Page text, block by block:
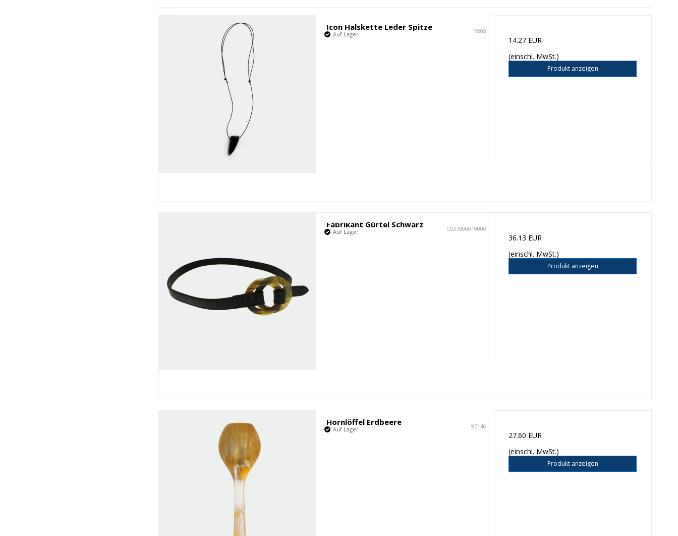
Icon Halskette Leder Spitze 2808
Auf Lager
14.27 EUR
(einschl. MwSt.)
Produkt anzeigen
Fabrikant Gürtel Schwarz C037000010000
Auf Lager
36.13 EUR
(einschl. MwSt.)
Produkt anzeigen
Hornlöffel Erdbeere 95146
Auf Lager
27.60 EUR
(einschl. MwSt.)
Produkt anzeigen